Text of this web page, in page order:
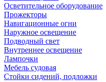
Осветительное оборудование
Прожекторы
Навигационные огни
Наружное освещение
Подводный свет
Внутреннее освещение
Лампочки
Мебель судовая
Стойки сидений, подложки